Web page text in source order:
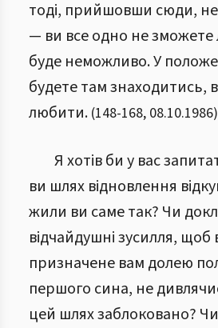
тоді, прийшовши сюди,
— ви все одно не
буде неможливо. У
будете там знаходитись,
любити. (148-168, 08.10.1986)
Я хотів би у вас
ви шлях відновлення
жили ви саме так? Чи
відчайдушні зусилля, щоб
призначене вам долею
першого сина, не
цей шлях заблоковано?